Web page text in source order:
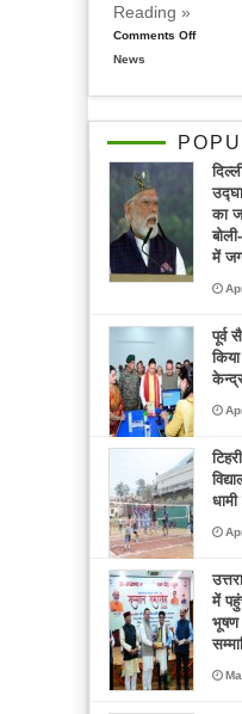
Reading »
Comments Offon
श्रद्धांजलि,
अखण्ड
किया
News
का
में
पूर्व
में
भूषण